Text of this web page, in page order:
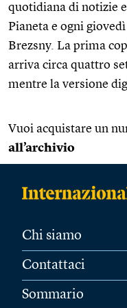
quotidiana di notizie
Pianeta e ogni
Brezsny. La prima
arriva circa quattro
mentre la versione
Vuoi acquistare un
all’archivio
Chi siamo
Contattaci
Sommario